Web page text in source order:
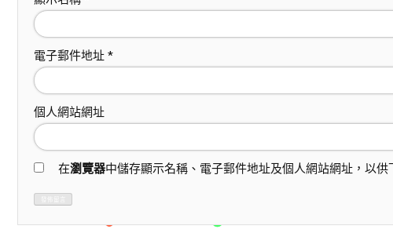
電子郵件地址 *
個人網站網址
在瀏覽器中儲存顯示名稱、電子郵件地址及個人網站網址，以供